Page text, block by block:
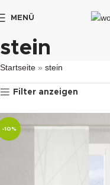
MENÜ
stein
Startseite » stein
Filter anzeigen
-10%